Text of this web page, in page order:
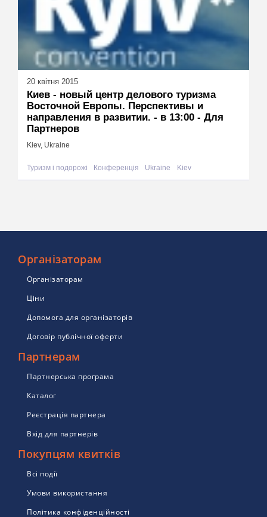
20 квітня 2015
Киев - новый центр делового туризма
Восточной Европы. Перспективы и
направления в развитии. - в 13:00 - Для
Партнеров
Kiev, Ukraine
Туризм і подорожі Конференція Ukraine Kiev
Організаторам
Організаторам
Ціни
Допомога для організаторів
Договір публічної оферти
Партнерам
Партнерська програма
Каталог
Реєстрація партнера
Вхід для партнерів
Покупцям квитків
Всі події
Умови використання
Політика конфіденційності